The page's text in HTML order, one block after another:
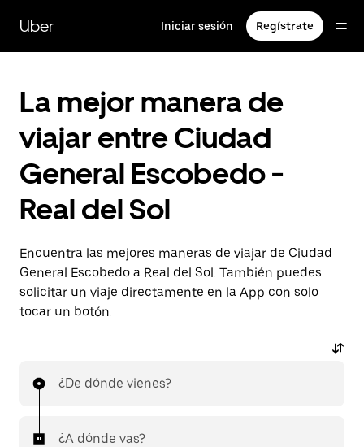
contenido
principal
Uber Iniciar sesión Regístrate
La mejor manera de
viajar entre Ciudad
General Escobedo -
Real del Sol
Encuentra las mejores maneras de viajar de Ciudad
General Escobedo a Real del Sol. También puedes
solicitar un viaje directamente en la App con solo
tocar un botón.
¿De dónde vienes?
¿A dónde vas?